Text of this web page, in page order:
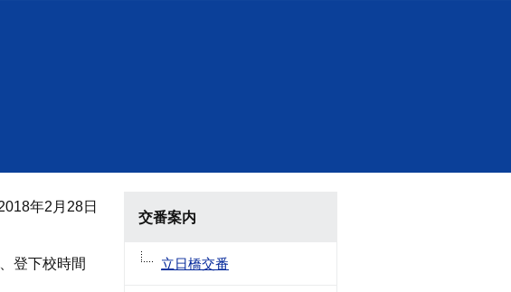
年2月28日
登下校時間
交番案内
立日橋交番